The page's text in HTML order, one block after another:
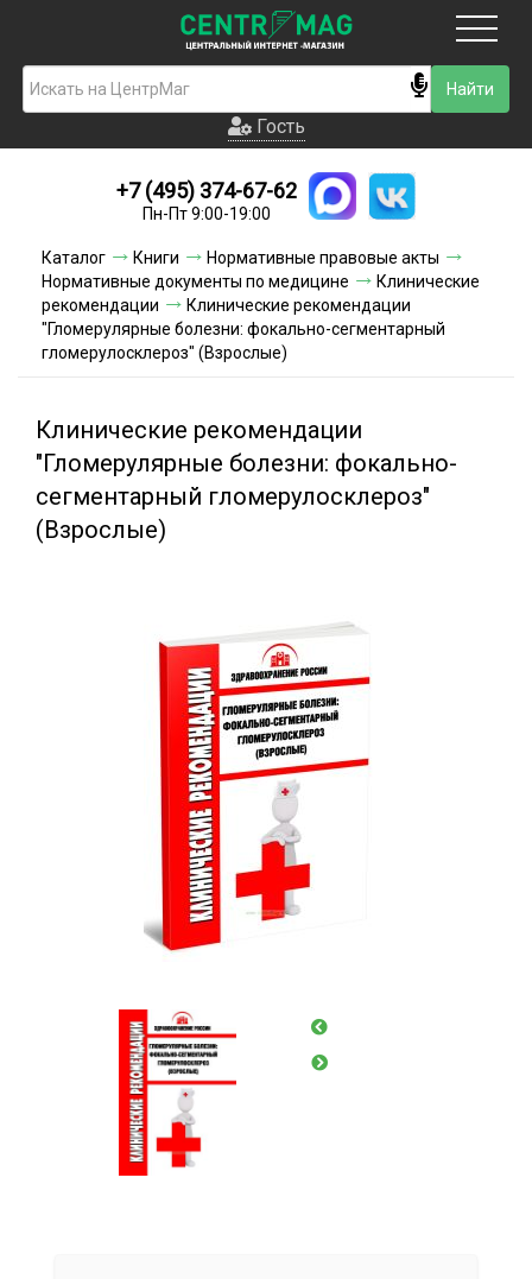
Гость
Новинки
Условия доставки
Условия оплаты
Контакты
Гость
+7 (495) 374-67-62
Пн-Пт 9:00-19:00
Каталог Книги
Нормативные правовые акты
Нормативные документы по медицине
Клинические
рекомендации
Клинические рекомендации
"Гломерулярные болезни: фокально-сегментарный
гломерулосклероз" (Взрослые)
Клинические рекомендации
"Гломерулярные болезни: фокально-
сегментарный гломерулосклероз"
(Взрослые)